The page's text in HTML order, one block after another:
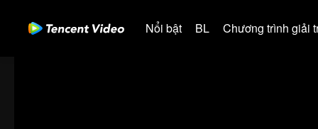
Nổi bật BL Chương trình giải